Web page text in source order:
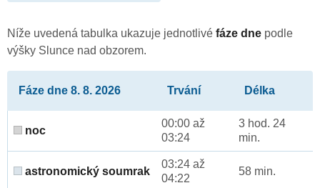
Níže uvedená tabulka ukazuje jednotlivé fáze dne podle
výšky Slunce nad obzorem.
Fáze dne 8. 8. 2026 Trvání Délka
noc
00:00 až
03:24
3 hod. 24
min.
astronomický soumrak
03:24 až
04:22
58 min.